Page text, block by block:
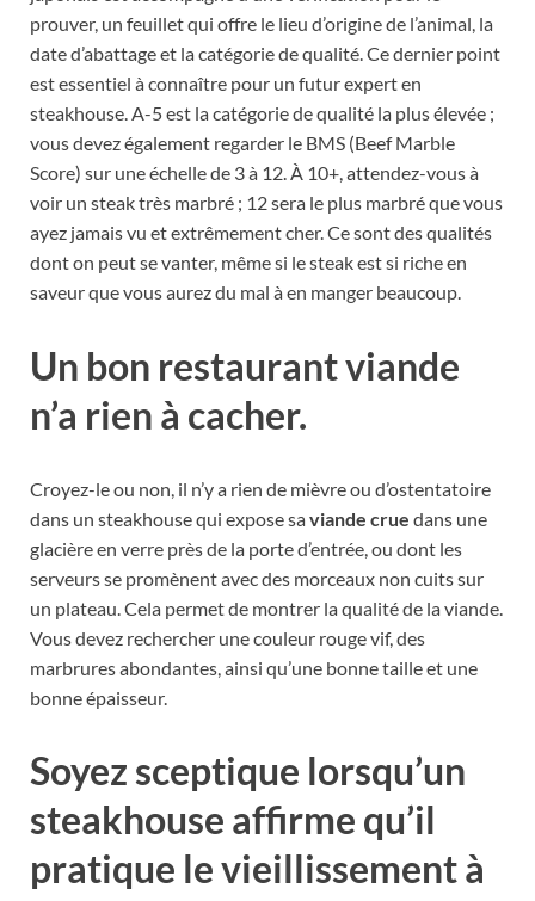
prouver, un feuillet qui offre le lieu d’origine de l’animal, la
date d’abattage et la catégorie de qualité. Ce dernier point
est essentiel à connaître pour un futur expert en
steakhouse. A-5 est la catégorie de qualité la plus élevée ;
vous devez également regarder le BMS (Beef Marble
Score) sur une échelle de 3 à 12. À 10+, attendez-vous à
voir un steak très marbré ; 12 sera le plus marbré que vous
ayez jamais vu et extrêmement cher. Ce sont des qualités
dont on peut se vanter, même si le steak est si riche en
saveur que vous aurez du mal à en manger beaucoup.
Un bon restaurant viande
n’a rien à cacher.
Croyez-le ou non, il n’y a rien de mièvre ou d’ostentatoire
dans un steakhouse qui expose saviande crue dans une
glacière en verre près de la porte d’entrée, ou dont les
serveurs se promènent avec des morceaux non cuits sur
un plateau. Cela permet de montrer la qualité de la viande.
Vous devez rechercher une couleur rouge vif, des
marbrures abondantes, ainsi qu’une bonne taille et une
bonne épaisseur.
Soyez sceptique lorsqu’un
steakhouse affirme qu’il
pratique le vieillissement à